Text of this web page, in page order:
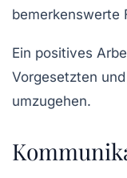
bemerkenswerte
Ein positives
Vorgesetzten
umzugehen.